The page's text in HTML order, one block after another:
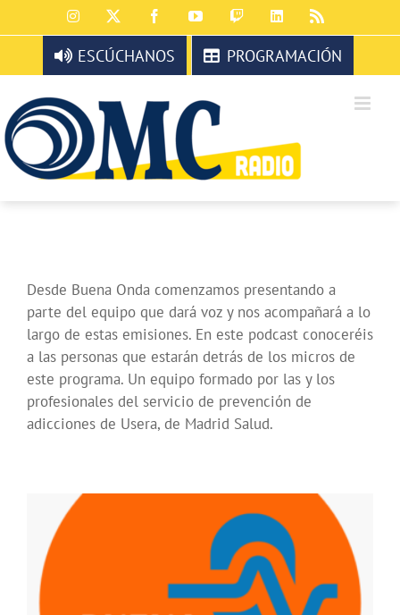
al
contenido
Instagram FacebookYouTubeTwitchLinkedIn
ESCÚCHANOS PROGRAMACIÓN
Desde Buena Onda comenzamos presentando a
parte del equipo que dará voz y nos acompañará a lo
largo de estas emisiones. En este podcast conoceréis
a las personas que estarán detrás de los micros de
este programa. Un equipo formado por las y los
profesionales del servicio de prevención de
adicciones de Usera, de Madrid Salud.